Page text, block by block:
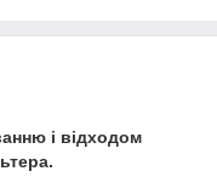
і відходом